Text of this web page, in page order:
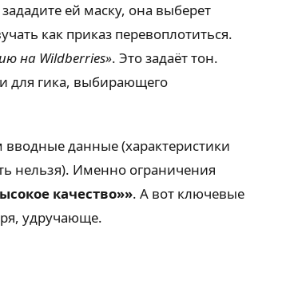
ей маску, она выберет
как приказ перевоплотиться.
на Wildberries». Это задаёт тон.
для гика, выбирающего
вводные данные (характеристики
нельзя). Именно ограничения
качество»». А вот ключевые
удручающе.